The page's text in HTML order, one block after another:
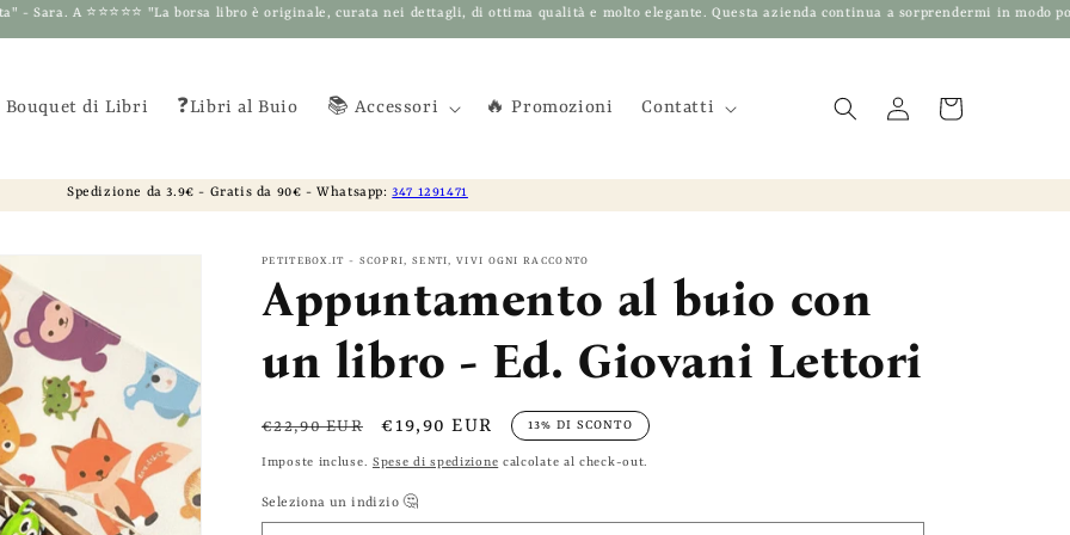
curata nei dettagli, di ottima qualità e molto elegante. Questa azienda continua a sorprendermi in modo positivo…❤️vende degli ottimi
Bouquet di Libri ❓Libri al Buio 📚 Accessori 🔥 Promozioni Contatti Accedi Carrello
Spedizione da 3.9€ - Gratis da 90€ - Whatsapp:347 1291471
PETITEBOX.IT - SCOPRI, SENTI, VIVI OGNI RACCONTO
Appuntamento al buio con
un libro - Ed. Giovani Lettori
Prezzo
di
listino
€22,90 EUR
Prezzo
scontato
€19,90 EUR 13% DI SCONTO
Imposte incluse. Spese di spedizione calcolate al check-out.
Seleziona un indizio 🤔